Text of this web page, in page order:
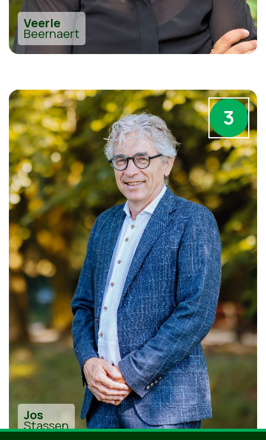
Veerle
Beernaert
3
Jos
Stassen